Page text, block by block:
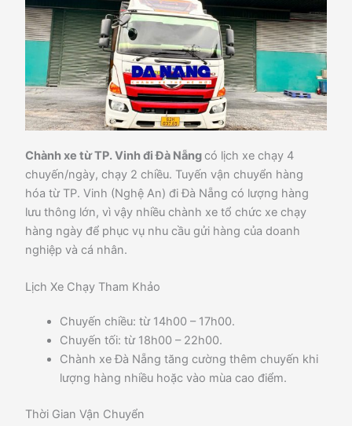
Chành xe từ TP. Vinh đi Đà Nẵng có lịch xe chạy 4
chuyến/ngày, chạy 2 chiều. Tuyến vận chuyển hàng
hóa từ TP. Vinh (Nghệ An) đi Đà Nẵng có lượng hàng
lưu thông lớn, vì vậy nhiều chành xe tổ chức xe chạy
hàng ngày để phục vụ nhu cầu gửi hàng của doanh
nghiệp và cá nhân.
Lịch Xe Chạy Tham Khảo
Chuyến chiều: từ 14h00 – 17h00.
Chuyến tối: từ 18h00 – 22h00.
Chành xe Đà Nẵng tăng cường thêm chuyến khi
lượng hàng nhiều hoặc vào mùa cao điểm.
Thời Gian Vận Chuyển